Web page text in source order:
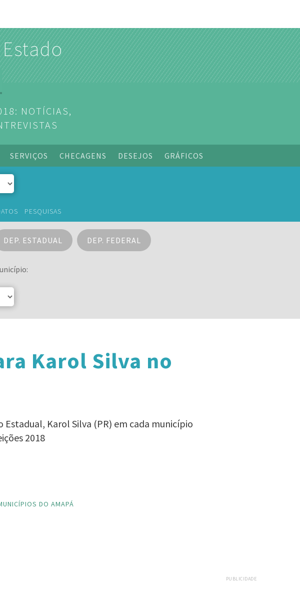
NOTÍCIAS,
SERVIÇOS CHECAGENS DESEJOS GRÁFICOS
PESQUISAS
DEP. ESTADUAL DEP. FEDERAL
Karol Silva no
Karol Silva (PR) em cada município
2018
DO AMAPÁ
PUBLICIDADE